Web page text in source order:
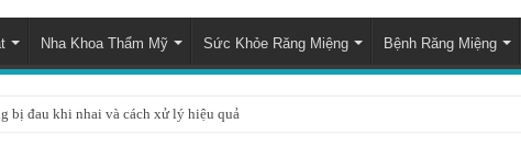
Nha Khoa Thẩm Mỹ Sức Khỏe Răng Miệng Bệnh Răng Miệng
bị đau khi nhai và cách xử lý hiệu quả